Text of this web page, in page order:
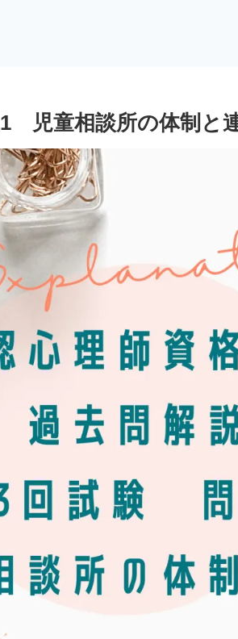
児童相談所の体制と